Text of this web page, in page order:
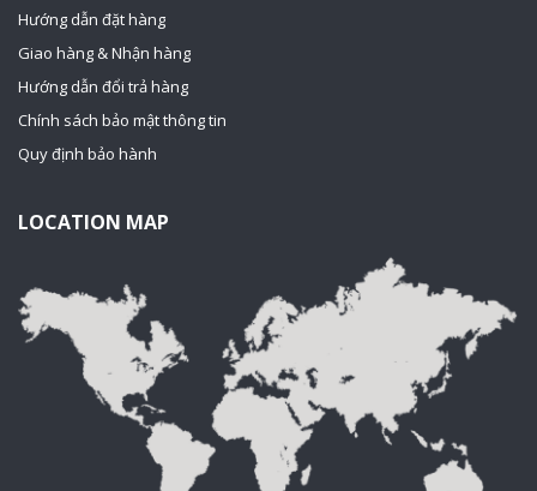
Hướng dẫn đặt hàng
Giao hàng & Nhận hàng
Hướng dẫn đổi trả hàng
Chính sách bảo mật thông tin
Quy định bảo hành
LOCATION MAP